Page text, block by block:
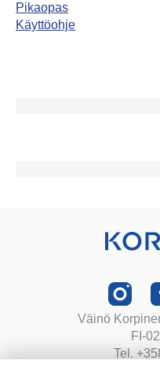
Pikaopas
Käyttöohje
Väinö
FI-
Tel.